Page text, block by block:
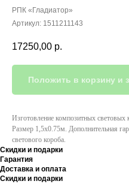
РПК «Гладиатор»
Артикул: 1511211143
17250,00 р.
Положить в корзину и
Изготовление композитных световых
Размер 1,5х0.75м. Дополнительная
светового короба.
Скидки и подарки
Гарантия
Доставка и оплата
Скидки и подарки